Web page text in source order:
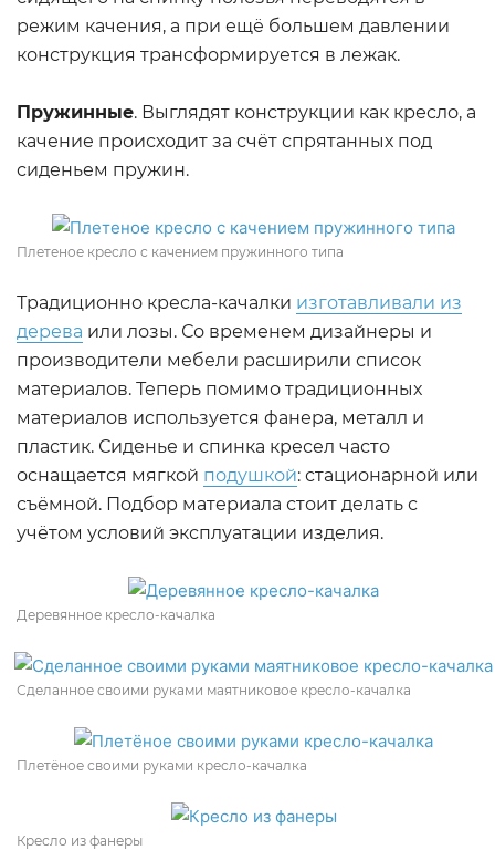
режим качения, а при ещё большем давлении
конструкция трансформируется в лежак.
Пружинные. Выглядят конструкции как кресло, а
качение происходит за счёт спрятанных под
сиденьем пружин.
Плетеное кресло с качением пружинного типа
Традиционно кресла-качалки изготавливали из
дерева или лозы. Со временем дизайнеры и
производители мебели расширили список
материалов. Теперь помимо традиционных
материалов используется фанера, металл и
пластик. Сиденье и спинка кресел часто
оснащается мягкой подушкой: стационарной или
съёмной. Подбор материала стоит делать с
учётом условий эксплуатации изделия.
Деревянное кресло-качалка
Сделанное своими руками маятниковое кресло-качалка
Плетёное своими руками кресло-качалка
Кресло из фанеры